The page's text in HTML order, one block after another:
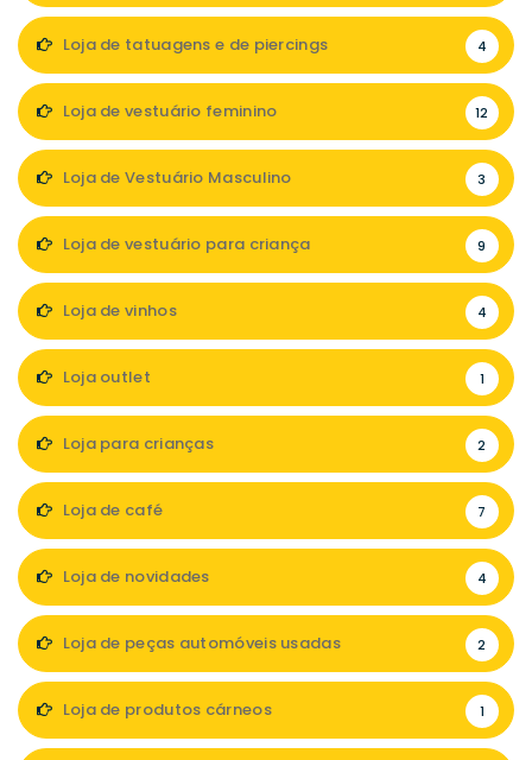
Loja de tatuagens e de piercings 4
Loja de vestuário feminino 12
Loja de Vestuário Masculino 3
Loja de vestuário para criança 9
Loja de vinhos 4
Loja outlet 1
Loja para crianças 2
Loja de café 7
Loja de novidades 4
Loja de peças automóveis usadas 2
Loja de produtos cárneos 1